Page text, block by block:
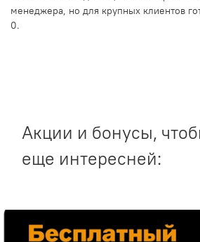
менеджера, но для крупных клиентов
0.
Акции и бонусы,
еще интересней: